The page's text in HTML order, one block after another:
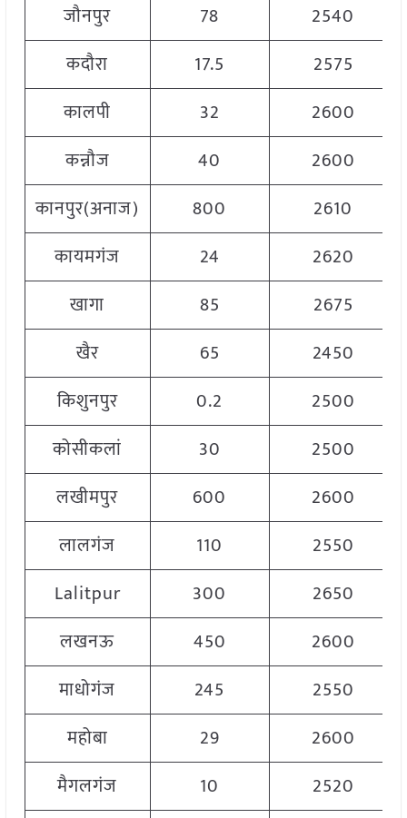
जौनपुर
78
2540
कदौरा
17.5
2575
कालपी
32
2600
कन्नौज
40
2600
कानपुर(अनाज)
800
2610
कायमगंज
24
2620
खागा
85
2675
खैर
65
2450
किशुनपुर
0.2
2500
कोसीकलां
30
2500
लखीमपुर
600
2600
लालगंज
110
2550
Lalitpur
300
2650
लखनऊ
450
2600
माधोगंज
245
2550
महोबा
29
2600
मैगलगंज
10
2520